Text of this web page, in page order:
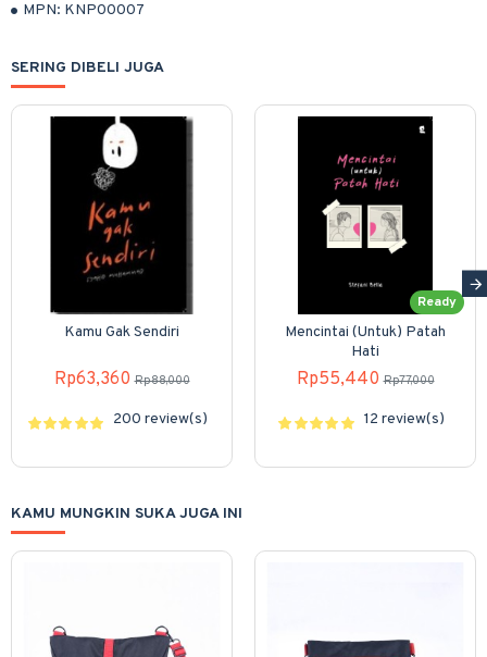
MPN: KNP00007
SERING DIBELI JUGA
Kamu Gak Sendiri
Rp63,360 Rp88,000
200 review(s)
Ready
Mencintai (Untuk) Patah
Hati
Rp55,440 Rp77,000
12 review(s)
KAMU MUNGKIN SUKA JUGA INI